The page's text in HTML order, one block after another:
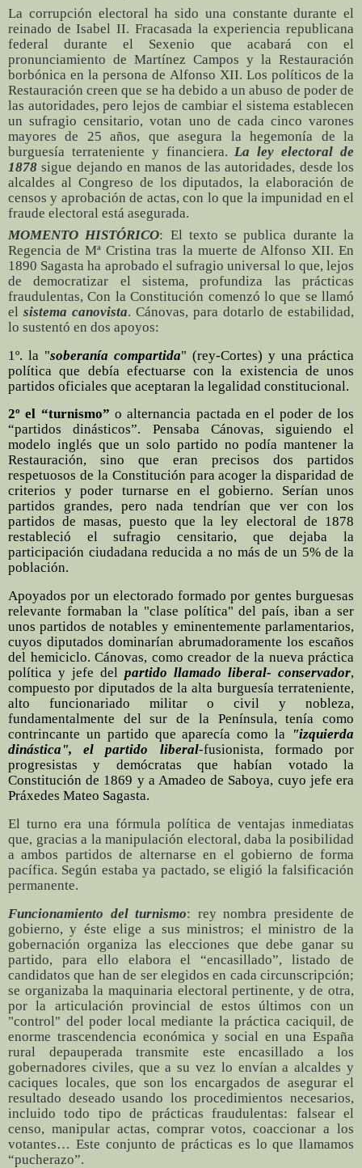
La corrupción electoral ha sido una constante durante el
reinado de Isabel II. Fracasada la experiencia republicana
federal durante el Sexenio que acabará con el
pronunciamiento de Martínez Campos y la Restauración
borbónica en la persona de Alfonso XII. Los políticos de la
Restauración creen que se ha debido a un abuso de poder de
las autoridades, pero lejos de cambiar el sistema establecen
un sufragio censitario, votan uno de cada cinco varones
mayores de 25 años, que asegura la hegemonía de la
burguesía terrateniente y financiera. La ley electoral de
1878sigue dejando en manos de las autoridades, desde los
alcaldes al Congreso de los diputados, la elaboración de
censos y aprobación de actas, con lo que la impunidad en el
fraude electoral está asegurada.
MOMENTO HISTÓRICO: El texto se publica durante la
Regencia de Mª Cristina tras la muerte de Alfonso XII. En
1890 Sagasta ha aprobado el sufragio universal lo que, lejos
de democratizar el sistema, profundiza las prácticas
fraudulentas,Con la Constitución comenzó lo que se llamó
el sistema canovista. Cánovas, para dotarlo de estabilidad,
lo sustentó en dos apoyos:
1º. la "soberanía compartida" (rey-Cortes) y una práctica
política que debía efectuarse con la existencia de unos
partidos oficiales que aceptaran la legalidad constitucional.
2º el “turnismo” o alternancia pactada en el poder de los
“partidos dinásticos”. Pensaba Cánovas, siguiendo el
modelo inglés que un solo partido no podía mantener la
Restauración, sino que eran precisos dos partidos
respetuosos de la Constitución para acoger la disparidad de
criterios y poder turnarse en el gobierno. Serían unos
partidos grandes, pero nada tendrían que ver con los
partidos de masas, puesto que la ley electoral de 1878
restableció el sufragio censitario, que dejaba la
participación ciudadana reducida a no más de un 5% de la
población.
Apoyados por un electorado formado por gentes burguesas
relevante formaban la "clase política" del país, iban a ser
unos partidos de notables y eminentemente parlamentarios,
cuyos diputados dominarían abrumadoramente los escaños
del hemiciclo. Cánovas, como creador de la nueva práctica
política y jefe del partido llamado liberal- conservador,
compuesto por diputados de la alta burguesía terrateniente,
alto funcionariado militar o civil y nobleza,
fundamentalmente del sur de la Península, tenía como
contrincante un partido que aparecía como la "izquierda
dinástica", el partido liberal-fusionista, formado por
progresistas y demócratas que habían votado la
Constitución de 1869 y a Amadeo de Saboya, cuyo jefe era
Práxedes Mateo Sagasta.
El turno era una fórmula política de ventajas inmediatas
que, gracias a la manipulación electoral, daba la posibilidad
a ambos partidos de alternarse en el gobierno de forma
pacífica. Según estaba ya pactado, se eligió la falsificación
permanente.
Funcionamiento del turnismo: rey nombra presidente de
gobierno, y éste elige a sus ministros; el ministro de la
gobernación organiza las elecciones que debe ganar su
partido, para ello elabora el “encasillado”, listado de
candidatos que han de ser elegidos en cada circunscripción;
se organizaba la maquinaria electoral pertinente, y de otra,
por la articulación provincial de estos últimos con un
"control" del poder local mediante la práctica caciquil, de
enorme trascendencia económica y social en una España
rural depauperada transmite este encasillado a los
gobernadores civiles, que a su vez lo envían a alcaldes y
caciques locales, que son los encargados de asegurar el
resultado deseado usando los procedimientos necesarios,
incluido todo tipo de prácticas fraudulentas: falsear el
censo, manipular actas, comprar votos, coaccionar a los
votantes… Este conjunto de prácticas es lo que llamamos
“pucherazo”.